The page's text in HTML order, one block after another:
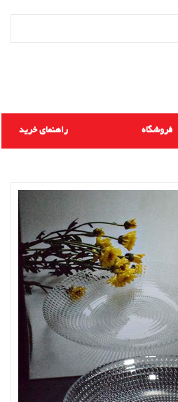
راهنمای خرید فروشگاه